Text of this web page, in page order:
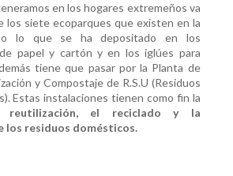
en los hogares extremeños va
los siete ecoparques que existen en la
lo que se ha depositado en los
papel y cartón y en los iglúes para
tiene que pasar por la Planta de
y Compostaje de R.S.U (Residuos
Estas instalaciones tienen como fin la
reutilización, el reciclado y la
los residuos domésticos.